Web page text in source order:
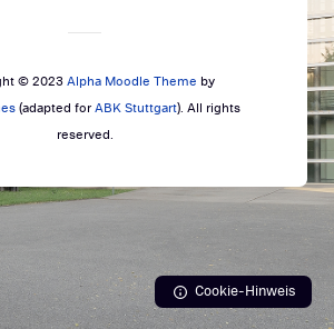
© 2023Alpha Moodle Theme by
(adapted forABK Stuttgart). All rights
reserved.
Cookie-Hinweis